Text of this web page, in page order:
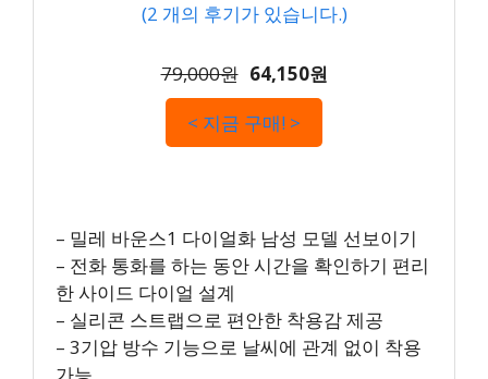
(2 개의 후기가 있습니다.)
79,000원 64,150원
< 지금 구매! >
– 밀레 바운스1 다이얼화 남성 모델 선보이기
– 전화 통화를 하는 동안 시간을 확인하기 편리
한 사이드 다이얼 설계
– 실리콘 스트랩으로 편안한 착용감 제공
– 3기압 방수 기능으로 날씨에 관계 없이 착용